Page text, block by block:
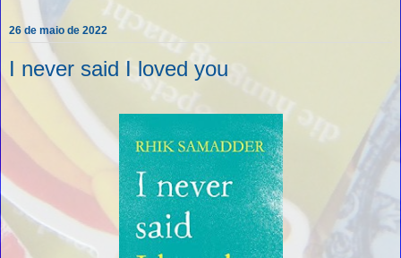
26 de maio de 2022
I never said I loved you